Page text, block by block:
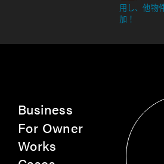
用し、他物
加！
Business
For Owner
Works